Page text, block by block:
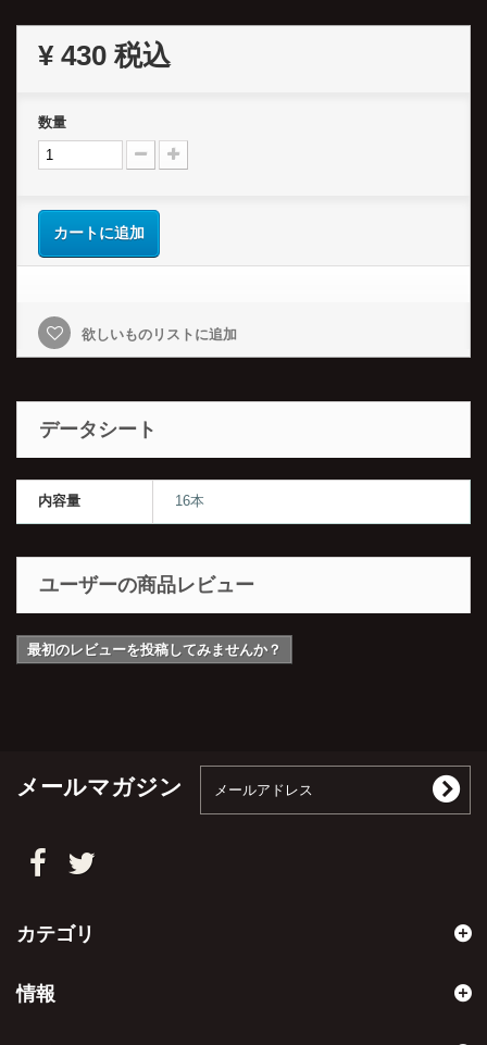
¥ 430 税込
数量
カートに追加
欲しいものリストに追加
データシート
内容量 16本
ユーザーの商品レビュー
最初のレビューを投稿してみませんか？
メールマガジン
カテゴリ
情報